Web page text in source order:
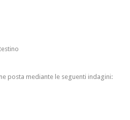
posta mediante le seguenti indagini: